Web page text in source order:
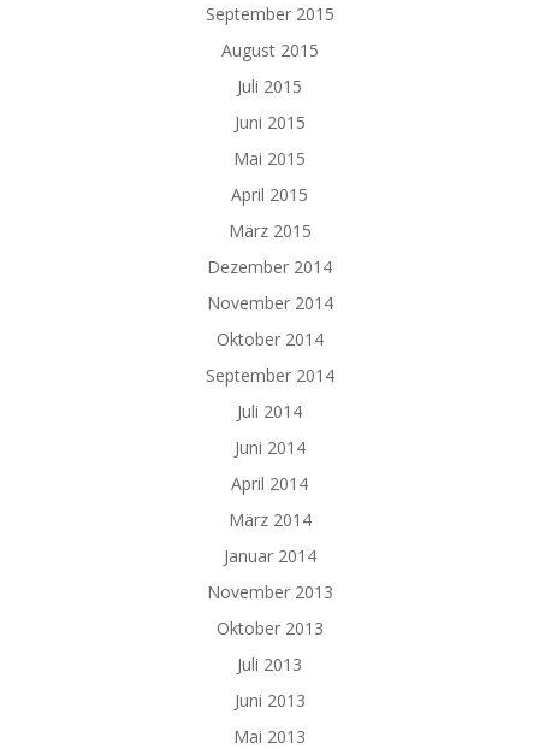
September 2015
August 2015
Juli 2015
Juni 2015
Mai 2015
April 2015
März 2015
Dezember 2014
November 2014
Oktober 2014
September 2014
Juli 2014
Juni 2014
April 2014
März 2014
Januar 2014
November 2013
Oktober 2013
Juli 2013
Juni 2013
Mai 2013